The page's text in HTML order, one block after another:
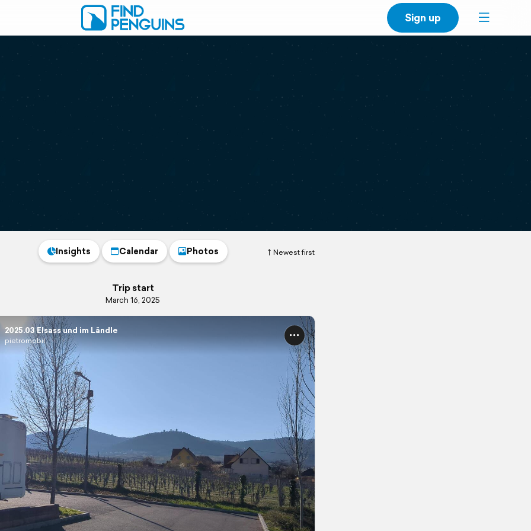
Sign up
Newest first
Insights Calendar Photos
Trip start
March 16, 2025
2025.03 Elsass und im Ländle
pietromobil